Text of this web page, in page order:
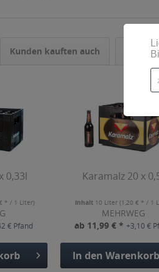
Kunden kauften auch
0,33l
* / 1 Liter)
€ Pfand
Karamalz 20 x
Inhalt 10 Liter(1,20 € * / 1
MEHRWEG
ab 11,99 € * +3,10 €
In den Warenkorb